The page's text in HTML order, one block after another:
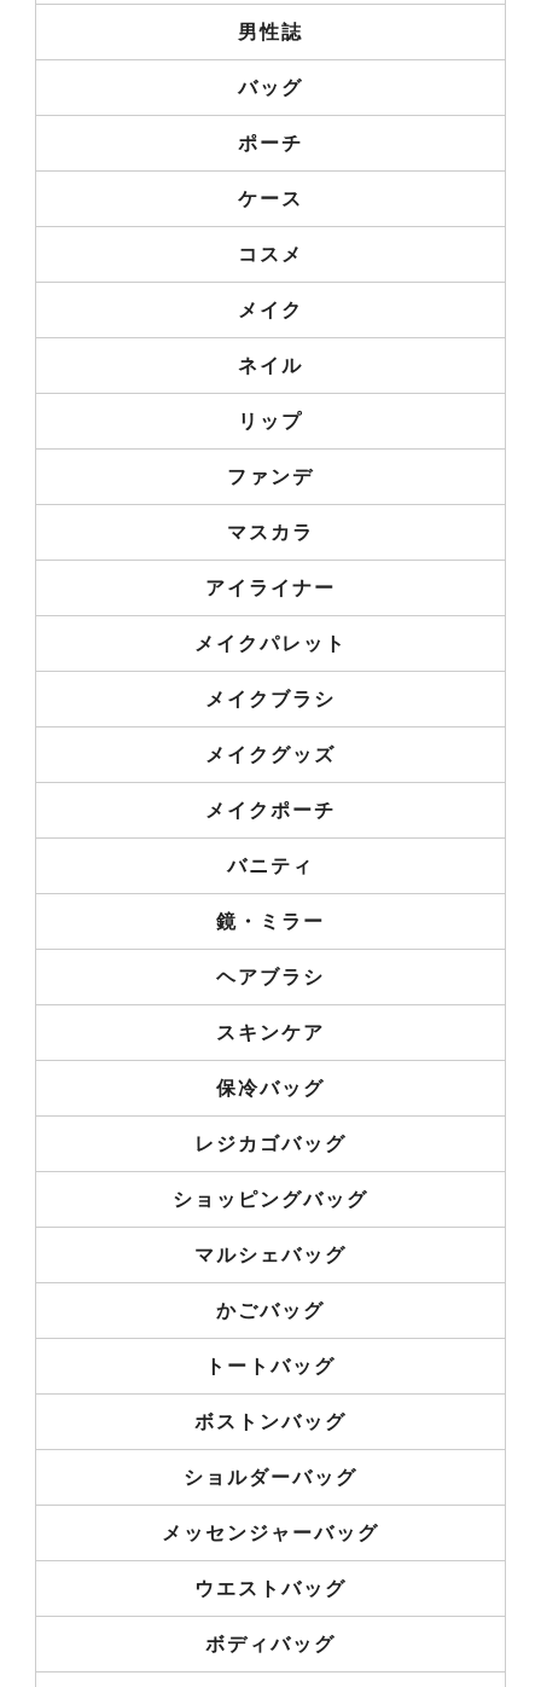
男性誌
バッグ
ポーチ
ケース
コスメ
メイク
ネイル
リップ
ファンデ
マスカラ
アイライナー
メイクパレット
メイクブラシ
メイクグッズ
メイクポーチ
バニティ
鏡・ミラー
ヘアブラシ
スキンケア
保冷バッグ
レジカゴバッグ
ショッピングバッグ
マルシェバッグ
かごバッグ
トートバッグ
ボストンバッグ
ショルダーバッグ
メッセンジャーバッグ
ウエストバッグ
ボディバッグ